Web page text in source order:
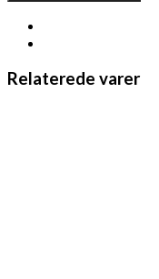
Relaterede varer